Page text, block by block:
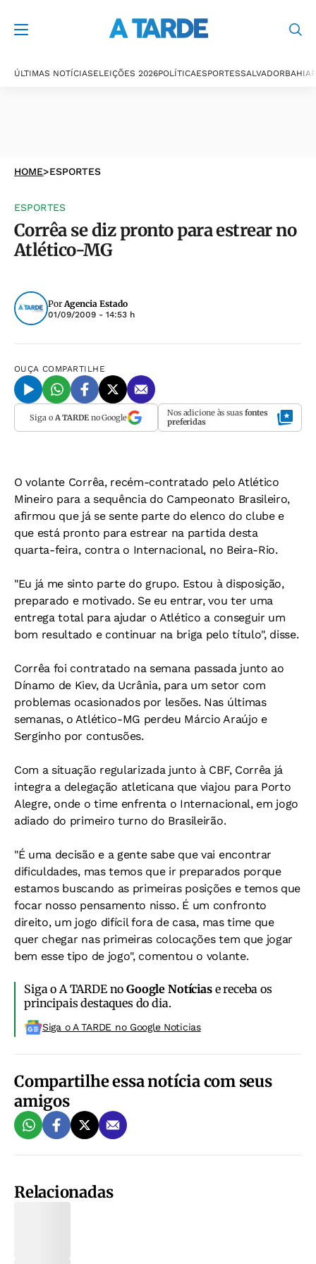
ÚLTIMAS NOTÍCIASELEIÇÕES 2026POLÍTICAESPORTESSALVADORBAHIA
HOME>ESPORTES
ESPORTES
Corrêa se diz pronto para estrear no
Atlético-MG
PorAgencia Estado
01/09/2009 - 14:53 h
OUÇA COMPARTILHE
Siga o A TARDEno Google Nos adicione às suas fontes
preferidas
O volante Corrêa, recém-contratado pelo Atlético
Mineiro para a sequência do Campeonato Brasileiro,
afirmou que já se sente parte do elenco do clube e
que está pronto para estrear na partida desta
quarta-feira, contra o Internacional, no Beira-Rio.
"Eu já me sinto parte do grupo. Estou à disposição,
preparado e motivado. Se eu entrar, vou ter uma
entrega total para ajudar o Atlético a conseguir um
bom resultado e continuar na briga pelo título", disse.
Corrêa foi contratado na semana passada junto ao
Dínamo de Kiev, da Ucrânia, para um setor com
problemas ocasionados por lesões. Nas últimas
semanas, o Atlético-MG perdeu Márcio Araújo e
Serginho por contusões.
Com a situação regularizada junto à CBF, Corrêa já
integra a delegação atleticana que viajou para Porto
Alegre, onde o time enfrenta o Internacional, em jogo
adiado do primeiro turno do Brasileirão.
"É uma decisão e a gente sabe que vai encontrar
dificuldades, mas temos que ir preparados porque
estamos buscando as primeiras posições e temos que
focar nosso pensamento nisso. É um confronto
direito, um jogo difícil fora de casa, mas time que
quer chegar nas primeiras colocações tem que jogar
bem esse tipo de jogo", comentou o volante.
Siga o A TARDE noGoogle Notíciase receba os
principais destaques do dia.
Siga o A TARDE no Google Noticias
Compartilhe essa notícia com seus
amigos
Relacionadas